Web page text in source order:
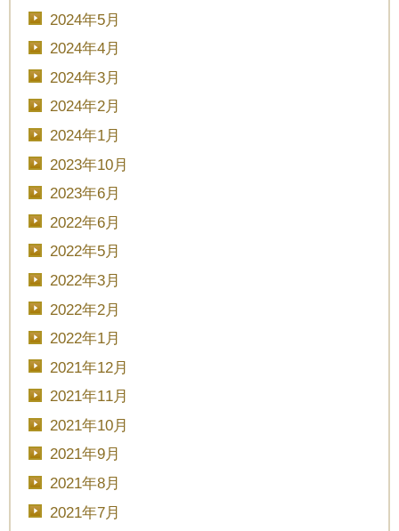
2024年5月
2024年4月
2024年3月
2024年2月
2024年1月
2023年10月
2023年6月
2022年6月
2022年5月
2022年3月
2022年2月
2022年1月
2021年12月
2021年11月
2021年10月
2021年9月
2021年8月
2021年7月